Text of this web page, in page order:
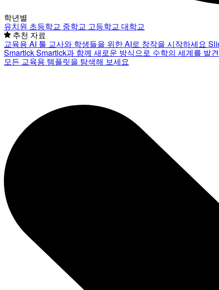
학년별
유치원 초등학교 중학교 고등학교 대학교
추천 자료
교육용 AI 툴 교사와 학생들을 위한 AI로 창작을 시작하세요
SmartickSmartick과 함께 새로운 방식으로 수학의 세계를 발
모든 교육용 템플릿을 탐색해 보세요